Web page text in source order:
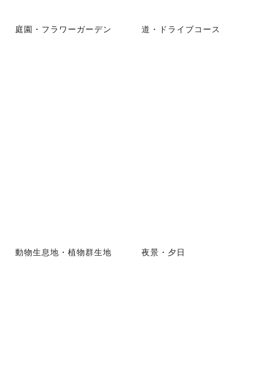
庭園・フラワーガーデン 道・ドライブコース
動物生息地・植物群生地 夜景・夕日